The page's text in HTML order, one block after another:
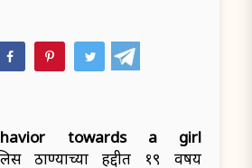
towards a girl
ठाण्याच्या हद्दीत १९ वर्षीय